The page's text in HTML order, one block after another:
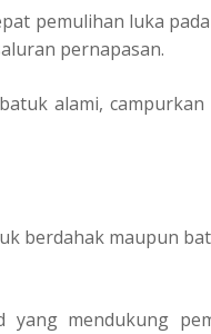
pemulihan luka
pernapasan.
alami,
berdahak maupun
mendukung